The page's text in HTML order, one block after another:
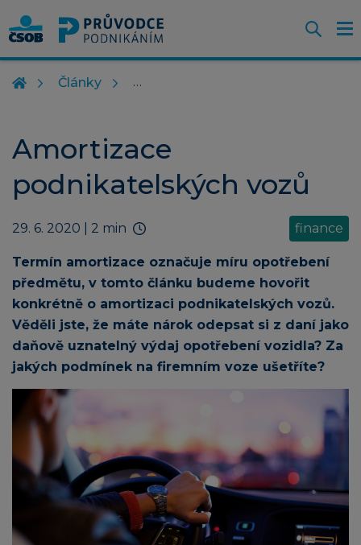
Články
Amortizace
podnikatelských vozů
29. 6. 2020 | 2 min finance
Termín amortizace označuje míru opotřebení
předmětu, v tomto článku budeme hovořit
konkrétně o amortizaci podnikatelských vozů.
Věděli jste, že máte nárok odepsat si z daní jako
daňově uznatelný výdaj opotřebení vozidla? Za
jakých podmínek na firemním voze ušetříte?